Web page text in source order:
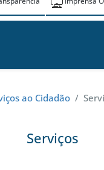
ao Cidadão /
Serviços